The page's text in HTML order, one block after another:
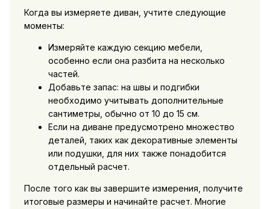
Когда вы измеряете диван, учтите следующие
моменты:
Измеряйте каждую секцию мебели,
особенно если она разбита на несколько
частей.
Добавьте запас: на швы и подгибки
необходимо учитывать дополнительные
сантиметры, обычно от 10 до 15 см.
Если на диване предусмотрено множество
деталей, таких как декоративные элементы
или подушки, для них также понадобится
отдельный расчет.
После того как вы завершите измерения, получите
итоговые размеры и начинайте расчет. Многие